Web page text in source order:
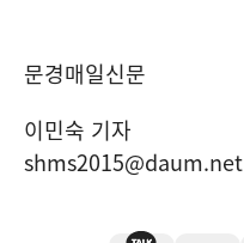
문경매일신문
이민숙 기자
shms2015@daum.net